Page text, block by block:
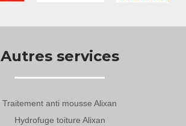
Autres services
Traitement anti mousse Alixan
Hydrofuge toiture Alixan